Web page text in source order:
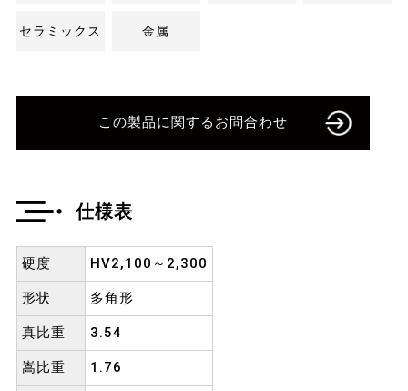
セラミックス 金属
この製品に関するお問合わせ
仕様表
硬度 HV2,100～2,300
形状 多角形
真比重 3.54
嵩比重 1.76